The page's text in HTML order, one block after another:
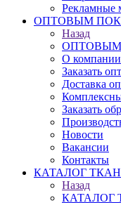
Рекламные
ОПТОВЫМ
Назад
О компании
Заказать
Доставка
Заказать
Новости
Вакансии
Контакты
КАТАЛОГ
Назад
КАТАЛОГ